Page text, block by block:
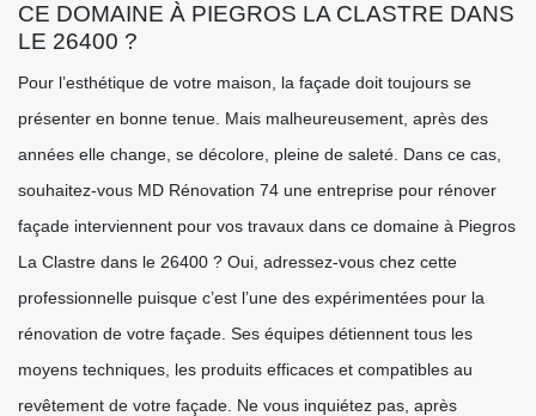
CE DOMAINE À PIEGROS LA CLASTRE DANS
LE 26400 ?
Pour l’esthétique de votre maison, la façade doit toujours se
présenter en bonne tenue. Mais malheureusement, après des
années elle change, se décolore, pleine de saleté. Dans ce cas,
souhaitez-vous MD Rénovation 74 une entreprise pour rénover
façade interviennent pour vos travaux dans ce domaine à Piegros
La Clastre dans le 26400 ? Oui, adressez-vous chez cette
professionnelle puisque c’est l’une des expérimentées pour la
rénovation de votre façade. Ses équipes détiennent tous les
moyens techniques, les produits efficaces et compatibles au
revêtement de votre façade. Ne vous inquiétez pas, après